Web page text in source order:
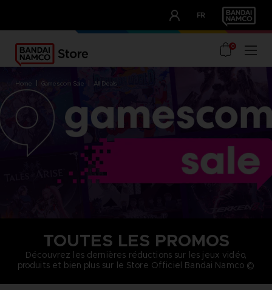
FR
OUR ADVANTAGES
0
home gamescom sale all deals
TOUTES LES PROMOS
Découvrez les dernières réductions sur les jeux vidéo,
produits et bien plus sur le Store Officiel Bandai Namco ©